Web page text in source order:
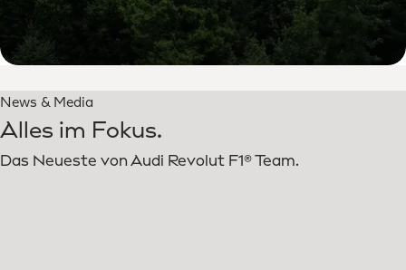
News & Media
Alles im Fokus.
Das Neueste von Audi Revolut F1® Team.